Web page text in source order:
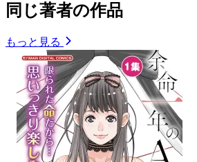
同じ著者の作品
もっと見る